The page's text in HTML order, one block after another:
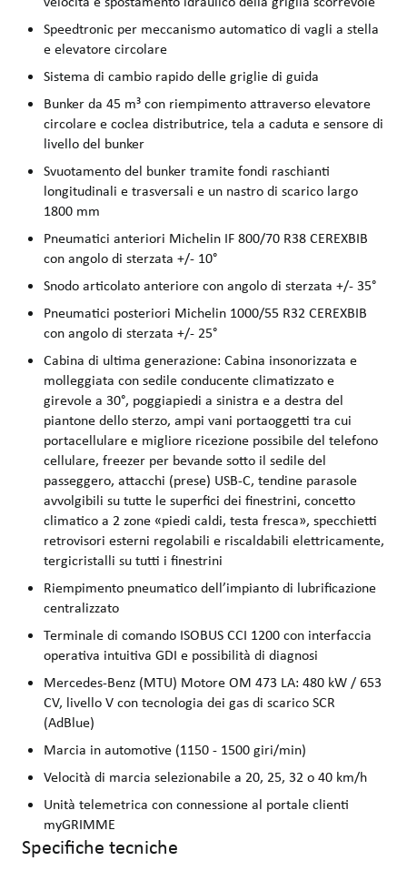
Speedtronic per meccanismo automatico di vagli a stella
e elevatore circolare
Sistema di cambio rapido delle griglie di guida
Bunker da 45 m³ con riempimento attraverso elevatore
circolare e coclea distributrice, tela a caduta e sensore di
livello del bunker
Svuotamento del bunker tramite fondi raschianti
longitudinali e trasversali e un nastro di scarico largo
1800 mm
Pneumatici anteriori Michelin IF 800/70 R38 CEREXBIB
con angolo di sterzata +/- 10°
Snodo articolato anteriore con angolo di sterzata +/- 35°
Pneumatici posteriori Michelin 1000/55 R32 CEREXBIB
con angolo di sterzata +/- 25°
Cabina di ultima generazione: Cabina insonorizzata e
molleggiata con sedile conducente climatizzato e
girevole a 30°, poggiapiedi a sinistra e a destra del
piantone dello sterzo, ampi vani portaoggetti tra cui
portacellulare e migliore ricezione possibile del telefono
cellulare, freezer per bevande sotto il sedile del
passeggero, attacchi (prese) USB-C, tendine parasole
avvolgibili su tutte le superfici dei finestrini, concetto
climatico a 2 zone «piedi caldi, testa fresca», specchietti
retrovisori esterni regolabili e riscaldabili elettricamente,
tergicristalli su tutti i finestrini
Riempimento pneumatico dell’impianto di lubrificazione
centralizzato
Terminale di comando ISOBUS CCI 1200 con interfaccia
operativa intuitiva GDI e possibilità di diagnosi
Mercedes-Benz (MTU) Motore OM 473 LA: 480 kW / 653
CV, livello V con tecnologia dei gas di scarico SCR
(AdBlue)
Marcia in automotive (1150 - 1500 giri/min)
Velocità di marcia selezionabile a 20, 25, 32 o 40 km/h
Unità telemetrica con connessione al portale clienti
myGRIMME
Specifiche tecniche